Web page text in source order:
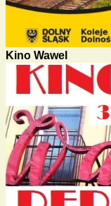
Kino Wawel